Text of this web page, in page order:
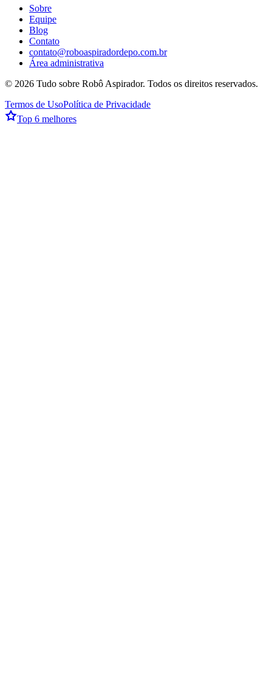
Sobre
Equipe
Blog
Contato
contato@roboaspiradordepo.com.br
Área administrativa
© 2026 Tudo sobre Robô Aspirador. Todos os direitos reservados.
Termos de UsoPolítica de Privacidade
Top 6 melhores